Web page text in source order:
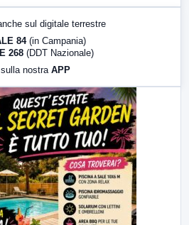
LabNews (replica)
sul digitale terrestre
84 (in Campania)
268 (DDT Nazionale)
sulla nostra APP